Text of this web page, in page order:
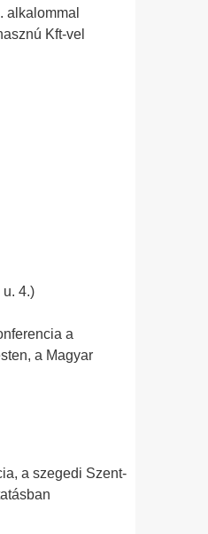
alkalommal
Kft-vel
4.)
a
a Magyar
a szegedi Szent-